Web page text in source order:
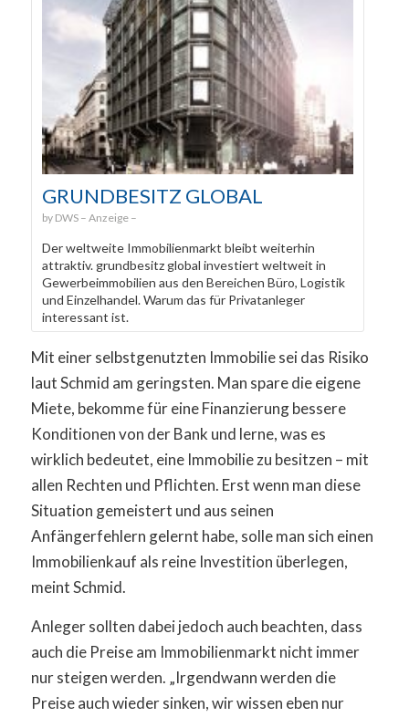
GRUNDBESITZ GLOBAL
DWS
Der weltweite Immobilienmarkt bleibt weiterhin
attraktiv. grundbesitz global investiert weltweit in
Gewerbeimmobilien aus den Bereichen Büro, Logistik
und Einzelhandel. Warum das für Privatanleger
interessant ist.
Mit einer selbstgenutzten Immobilie sei das Risiko
laut Schmid am geringsten. Man spare die eigene
Miete, bekomme für eine Finanzierung bessere
Konditionen von der Bank und lerne, was es
wirklich bedeutet, eine Immobilie zu besitzen – mit
allen Rechten und Pflichten. Erst wenn man diese
Situation gemeistert und aus seinen
Anfängerfehlern gelernt habe, solle man sich einen
Immobilienkauf als reine Investition überlegen,
meint Schmid.
Anleger sollten dabei jedoch auch beachten, dass
auch die Preise am Immobilienmarkt nicht immer
nur steigen werden. „Irgendwann werden die
Preise auch wieder sinken, wir wissen eben nur